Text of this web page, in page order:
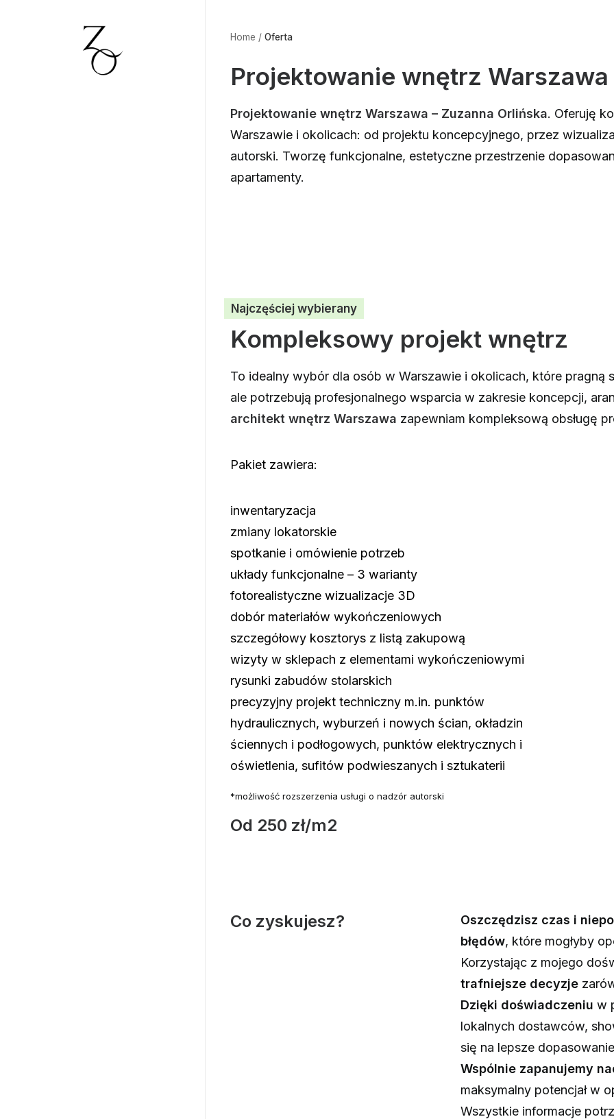
Home / Oferta
Projektowanie wnętrz
Projektowanie wnętrz Warszawa – Zuzanna Orlińska. Oferuję
Warszawie i okolicach: od projektu koncepcyjnego, przez
autorski. Tworzę funkcjonalne, estetyczne przestrzenie
apartamenty.
Najczęściej wybierany
Kompleksowy projekt wnętrz
To idealny wybór dla osób w Warszawie i okolicach, które
ale potrzebują profesjonalnego wsparcia w zakresie koncepcji,
architekt wnętrz Warszawa zapewniam kompleksową obsługę
Pakiet zawiera:
inwentaryzacja
zmiany lokatorskie
spotkanie i omówienie potrzeb
układy funkcjonalne – 3 warianty
fotorealistyczne wizualizacje 3D
dobór materiałów wykończeniowych
szczegółowy kosztorys z listą zakupową
wizyty w sklepach z elementami wykończeniowymi
rysunki zabudów stolarskich
precyzyjny projekt techniczny m.in. punktów
hydraulicznych, wyburzeń i nowych ścian, okładzin
ściennych i podłogowych, punktów elektrycznych i
oświetlenia, sufitów podwieszanych i sztukaterii
*możliwość rozszerzenia usługi o nadzór autorski
Od 250 zł/m2
Co zyskujesz?
Oszczędzisz czas i
błędów, które mogłyby
Korzystając z mojego
trafniejsze decyzje
Dzięki doświadczeniu w
lokalnych dostawców,
się na lepsze
Wspólnie zapanujemy
maksymalny potencjał w
Wszystkie informacje